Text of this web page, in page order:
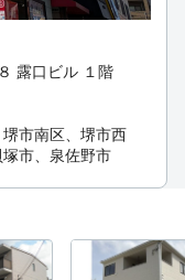
露口ビル １階
市南区、堺市西
市、泉佐野市